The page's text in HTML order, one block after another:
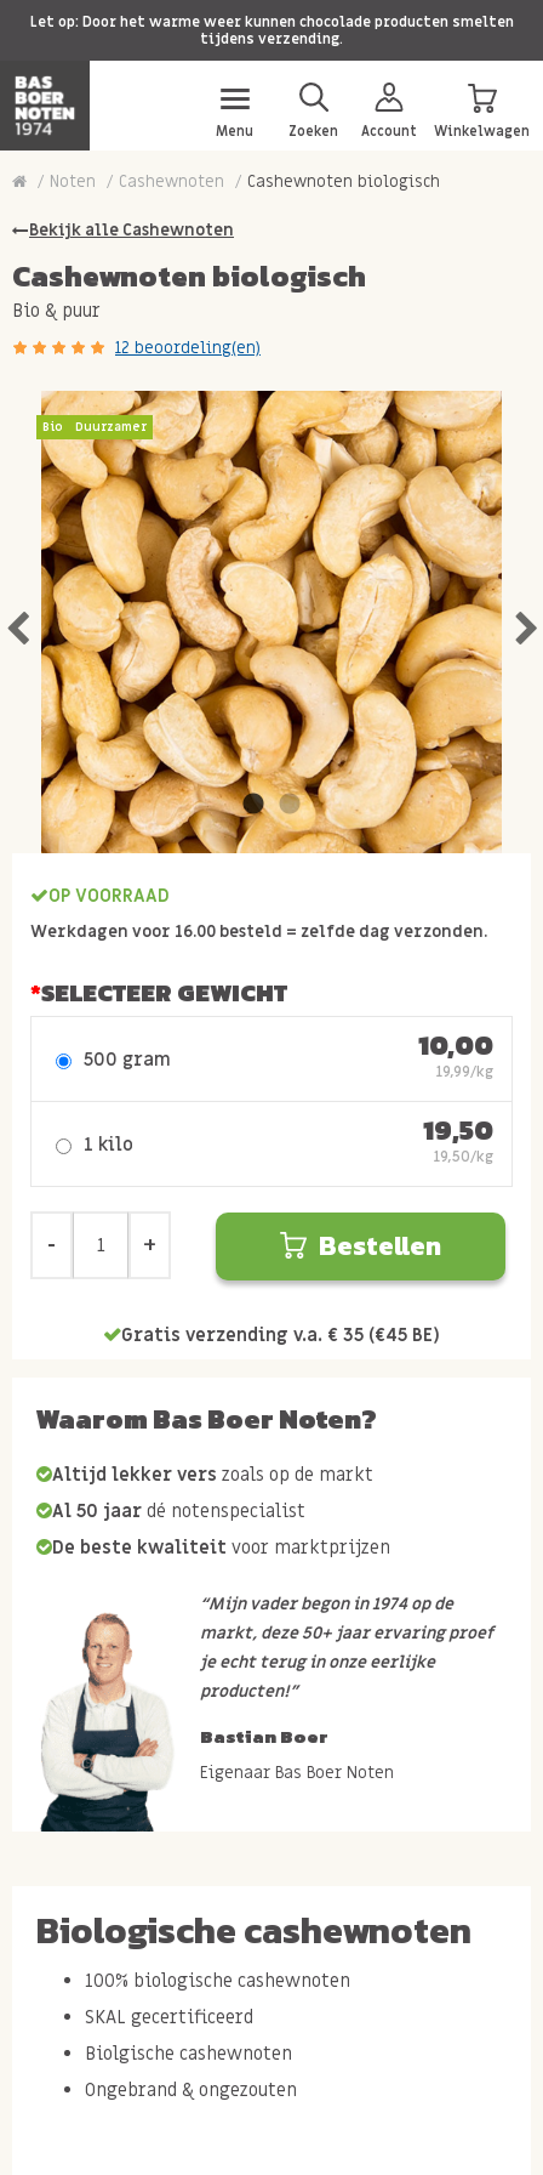
Let op: Door het warme weer kunnen chocolade producten smelten
tijdens verzending.
Menu Zoeken Account Winkelwagen
Noten Cashewnoten Cashewnoten biologisch
Bekijk alle Cashewnoten
Cashewnoten biologisch
Bio & puur
12 beoordeling(en)
Bio Duurzamer
OP VOORRAAD
Werkdagen voor 16.00 besteld = zelfde dag verzonden.
SELECTEER GEWICHT
500 gram 10,00
19,99/kg
1 kilo 19,50
19,50/kg
Bestellen
Gratis verzending v.a. € 35 (€45 BE)
Waarom Bas Boer Noten?
Altijd lekker vers zoals op de markt
Al 50 jaar dé notenspecialist
De beste kwaliteit voor marktprijzen
“Mijn vader begon in 1974 op de
markt, deze 50+ jaar ervaring proef
je echt terug in onze eerlijke
producten!”
Bastian Boer
Eigenaar Bas Boer Noten
Biologische cashewnoten
100% biologische cashewnoten
SKAL gecertificeerd
Biolgische cashewnoten
Ongebrand & ongezouten